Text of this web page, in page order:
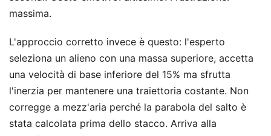
massima.
L'approccio corretto invece è questo: l'esperto
seleziona un alieno con una massa superiore, accetta
una velocità di base inferiore del 15% ma sfrutta
l'inerzia per mantenere una traiettoria costante. Non
corregge a mezz'aria perché la parabola del salto è
stata calcolata prima dello stacco. Arriva alla